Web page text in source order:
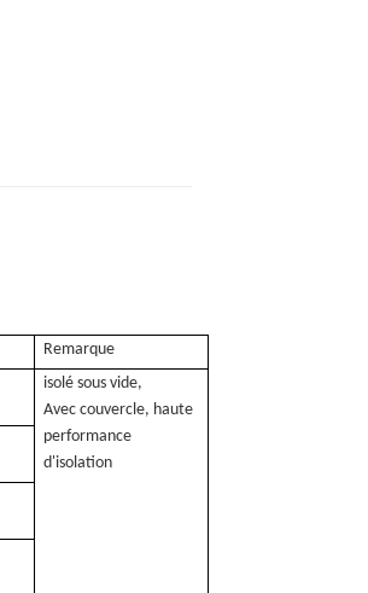
Remarque
isolé sous vide,
Avec couvercle, haute
performance
d'isolation